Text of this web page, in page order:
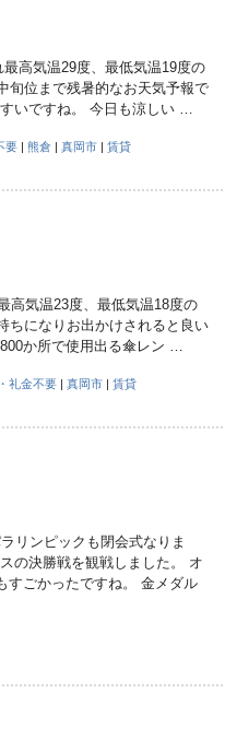
高気温29度、最低気温19度の
旬位まで残暑的なお天気予報で
いですね。 今日も涼しい …
要 |熊倉 |真岡市 |賃貸
高気温23度、最低気温18度の
ちになりお出かけされると良い
か所で使用出る傘レン …
礼金不要 |真岡市 |賃貸
リンピックも閉会式なりま
の決勝戦を観戦しました。 オ
すごかったですね。 金メダル